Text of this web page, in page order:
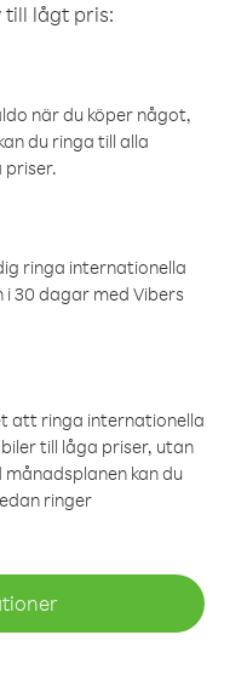
lågt pris:
när du köper något,
du ringa till alla
priser.
ringa internationella
30 dagar med Vibers
att ringa internationella
till låga priser, utan
kan du
ringer